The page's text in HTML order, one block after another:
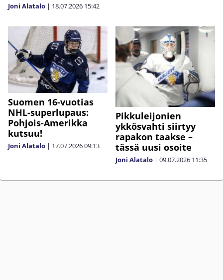
Joni Alatalo | 18.07.2026 15:42
Suomen 16-vuotias
NHL-superlupaus:
Pohjois-Amerikka
kutsuu!
Joni Alatalo | 17.07.202609:13
Pikkuleijonien
ykkösvahti siirtyy
rapakon taakse –
tässä uusi osoite
Joni Alatalo | 09.07.2026 11:35